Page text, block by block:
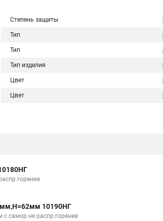
Степень защиты
Тип
Тип
Тип изделия
Цвет
Цвет
10190НГ
самор не распр.горение